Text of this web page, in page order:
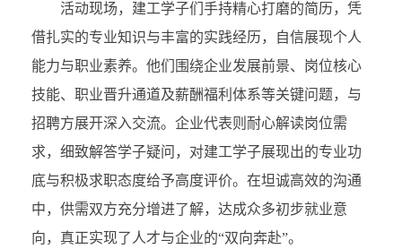
活动现场，建工学子们手持精心打磨的简历，凭
借扎实的专业知识与丰富的实践经历，自信展现个人
能力与职业素养。他们围绕企业发展前景、岗位核心
技能、职业晋升通道及薪酬福利体系等关键问题，与
招聘方展开深入交流。企业代表则耐心解读岗位需
求，细致解答学子疑问，对建工学子展现出的专业功
底与积极求职态度给予高度评价。在坦诚高效的沟通
中，供需双方充分增进了解，达成众多初步就业意
向，真正实现了人才与企业的“双向奔赴”。